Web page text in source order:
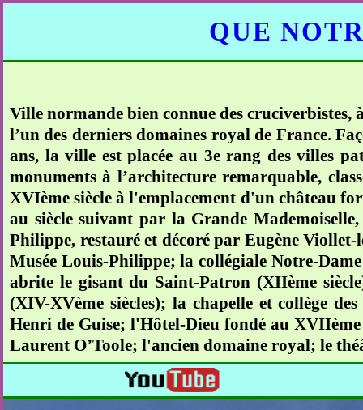
QUE
Ville normande bien connue des cruciverbistes,
l’un des derniers domaines royal de France.
ans, la ville est placée au 3e rang des villes
monuments à l’architecture remarquable,
XVIème siècle à l'emplacement d'un château
au siècle suivant par la Grande
Philippe, restauré et décoré par Eugène
Musée Louis-Philippe; la collégiale Notre-
abrite le gisant du Saint-Patron (XIIème
(XIV-XVème siècles); la chapelle et collège
Henri de Guise; l'Hôtel-Dieu fondé au
Laurent O’Toole; l'ancien domaine royal; le